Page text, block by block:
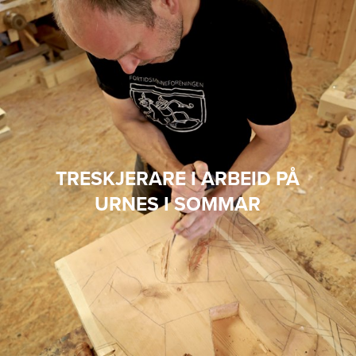
TRESKJERARE I ARBEID PÅ
URNES I SOMMAR